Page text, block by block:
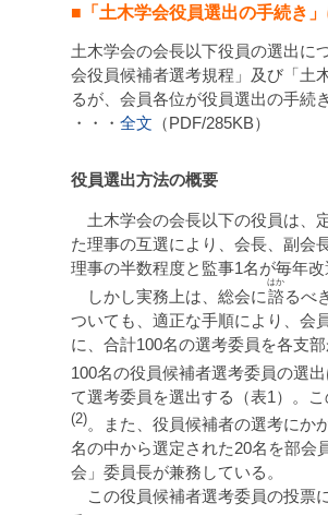
■「土木学会役員選出の手続き
土木学会の会長以下役員の選出に
会役員候補者選考規程」及び「土
るが、会員各位が役員選出の手続
・・・ 全文 （PDF/285KB）
役員選出方法の概要
土木学会の会長以下の役員は、
た理事の互選により、会長、副会
理事の半数程度と監事1名が毎年改
しかし実務上は、総会に諮
はか
るべ
ついても、適正な手順により、会
に、合計100名の選考委員を各支
100名の役員候補者選考委員の選
て選考委員を選出する（表1）。
(2)。また、役員候補者の選考にか
名の中から選定された20名を部会
会」委員長が兼務している。
この役員候補者選考委員の投票